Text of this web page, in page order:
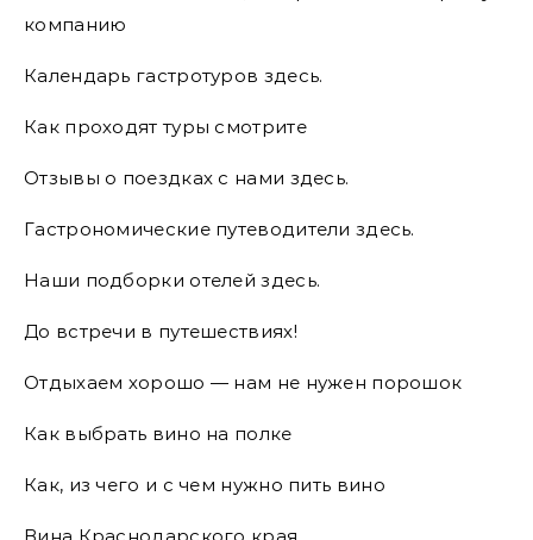
компанию
Календарь гастротуров здесь.
Как проходят туры смотрите
Отзывы о поездках с нами здесь.
Гастрономические путеводители здесь.
Наши подборки отелей здесь.
До встречи в путешествиях!
Отдыхаем хорошо — нам не нужен порошок
Как выбрать вино на полке
Как, из чего и с чем нужно пить вино